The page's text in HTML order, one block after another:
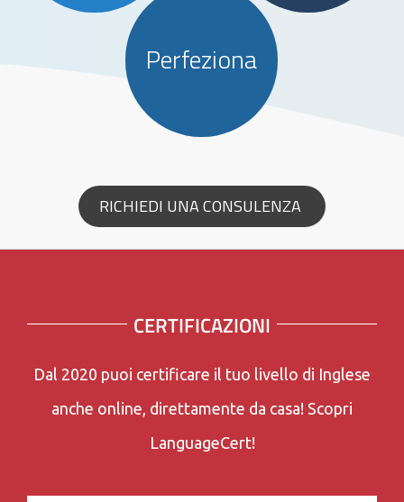
Perfeziona
RICHIEDI UNA CONSULENZA
CERTIFICAZIONI
Dal 2020 puoi certificare il tuo livello di Inglese
anche online, direttamente da casa! Scopri
LanguageCert!